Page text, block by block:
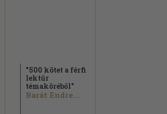
"500 kötet a férfi
lektűr
témaköréből"
Barát Endre...